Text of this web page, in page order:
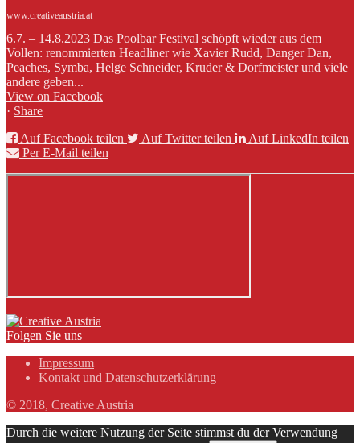
www.creativeaustria.at
6.7. – 14.8.2023 Das Poolbar Festival schöpft wieder aus dem
Vollen: renommierten Headliner wie Xavier Rudd, Danger Dan,
Peaches, Symba, Helge Schneider, Kruder & Dorfmeister und viele
andere geben...
View on Facebook
· Share
Auf Facebook teilen
Auf Twitter teilen
Auf LinkedIn teilen
Per E-Mail teilen
Folgen Sie uns
Impressum
Kontakt und Datenschutzerklärung
© 2018, Creative Austria
Durch die weitere Nutzung der Seite stimmst du der Verwendung